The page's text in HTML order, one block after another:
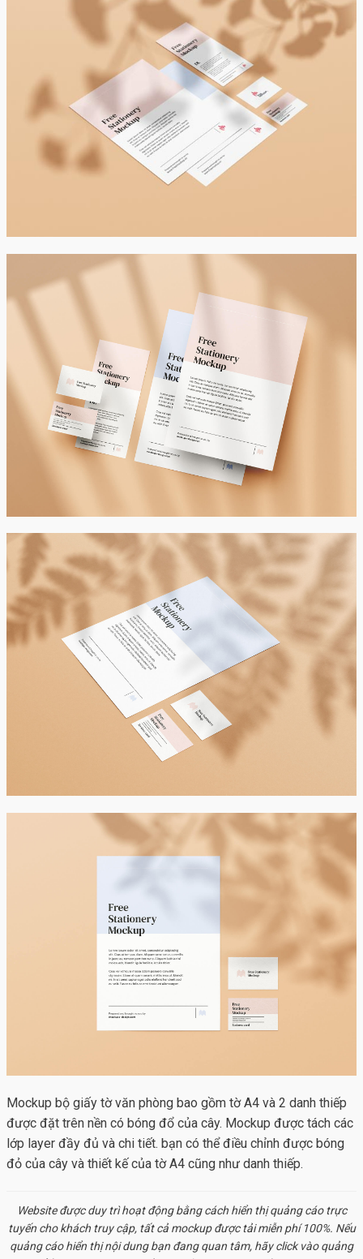
Mockup bộ giấy tờ văn phòng bao gồm tờ A4 và 2 danh thiếp
được đặt trên nền có bóng đổ của cây. Mockup được tách các
lớp layer đầy đủ và chi tiết. bạn có thể điều chỉnh được bóng
đỏ của cây và thiết kế của tờ A4 cũng như danh thiếp.
Website được duy trì hoạt động bằng cách hiển thị quảng cáo trực
tuyến cho khách truy cập, tất cả mockupđược tải miễn phí 100%. Nếu
quảng cáo hiển thị nội dung bạn đang quan tâm, hãy click vào quảng